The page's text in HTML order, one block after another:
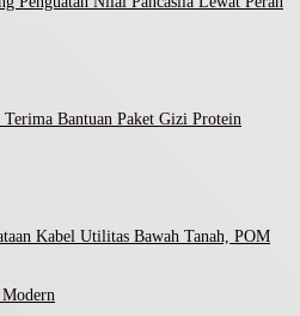
Bantuan Paket Gizi Protein
Kabel Utilitas Bawah Tanah, POM